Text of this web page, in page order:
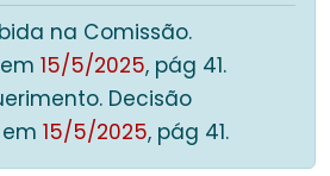
na Comissão.
15/5/2025, pág 41.
Decisão
15/5/2025, pág 41.